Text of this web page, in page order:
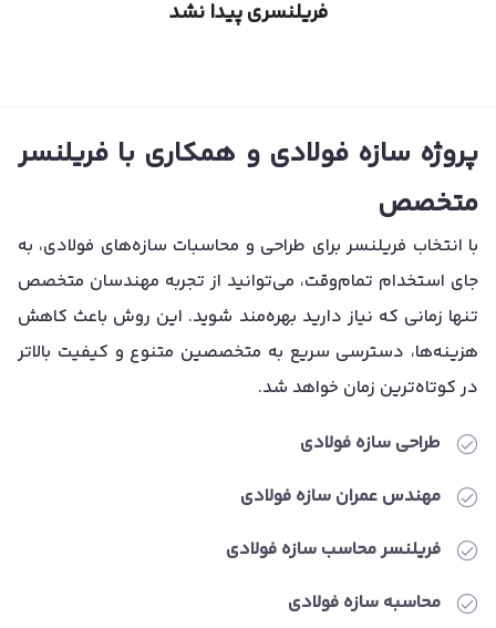
فریلنسری پیدا نشد
پروژه سازه فولادی و همکاری با فریلنسر
متخصص
با انتخاب فریلنسر برای طراحی و محاسبات سازه‌های فولادی، به
جای استخدام تمام‌وقت، می‌توانید از تجربه مهندسان متخصص
تنها زمانی که نیاز دارید بهره‌مند شوید. این روش باعث کاهش
هزینه‌ها، دسترسی سریع به متخصصین متنوع و کیفیت بالاتر
در کوتاه‌ترین زمان خواهد شد.
طراحی سازه فولادی
مهندس عمران سازه فولادی
فریلنسر محاسب سازه فولادی
محاسبه سازه فولادی